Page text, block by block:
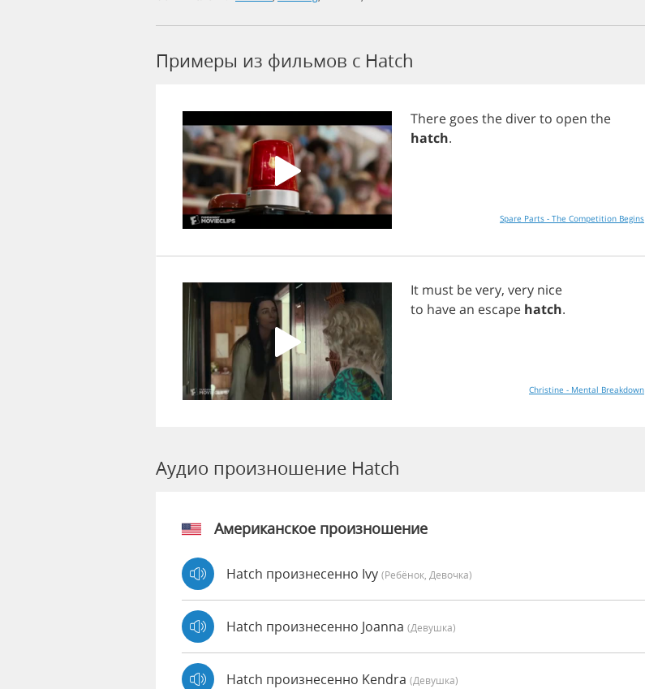
Примеры из фильмов c Hatch
There goes the diverto open the
hatch.
Spare Parts - The Competition Begins
It must bevery, very nice
to havean escape hatch.
Christine - Mental Breakdown
Аудио произношение Hatch
Американское произношение
Hatch произнесенно Ivy (Ребёнок, Девочка)
Hatch произнесенно Joanna (девушка)
Hatch произнесенно Kendra (девушка)